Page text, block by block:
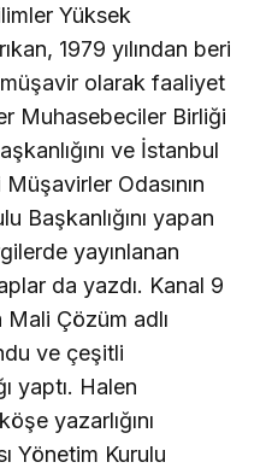
Yüksek
1979 yılından beri
olarak faaliyet
Muhasebeciler Birliği
ve İstanbul
Odasının
Başkanlığını yapan
yayınlanan
da yazdı. Kanal 9
Çözüm adlı
ve çeşitli
yaptı. Halen
yazarlığını
Yönetim Kurulu